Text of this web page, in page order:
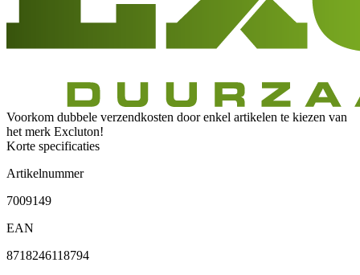
Voorkom dubbele verzendkosten door enkel artikelen te kiezen van
het merk Excluton!
Korte specificaties
Artikelnummer
7009149
EAN
8718246118794